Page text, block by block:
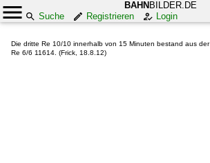
BAHN BILDER.DE
Suche
Registrieren Login
Die dritte Re 10/10 innerhalb von 15 Minuten bestand aus
Re 6/6 11614. (Frick, 18.8.12)